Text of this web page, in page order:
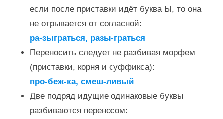
если после приставки идёт буква Ы, то она
не отрывается от согласной:
ра-зыграться, разы-граться
Переносить следует не разбивая морфем
(приставки, корня и суффикса):
про-беж-ка, смеш-ливый
Две подряд идущие одинаковые буквы
разбиваются переносом: